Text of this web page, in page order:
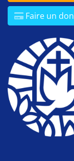
Faire un don